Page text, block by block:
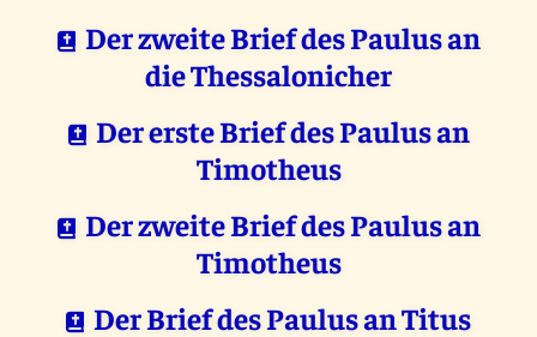
Der zweite Brief des Paulus an
die Thessalonicher
Der erste Brief des Paulus an
Timotheus
Der zweite Brief des Paulus an
Timotheus
Der Brief des Paulus an Titus